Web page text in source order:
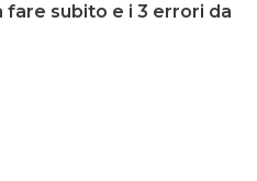
fare subito e i 3 errori da